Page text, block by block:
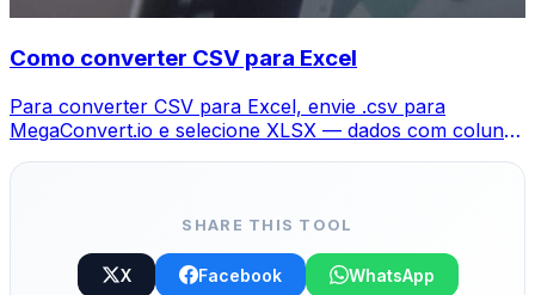
Como converter CSV para Excel
Para converter CSV para Excel, envie .csv para
MegaConvert.io e selecione XLSX — dados com colunas
SHARE THIS TOOL
X Facebook WhatsApp